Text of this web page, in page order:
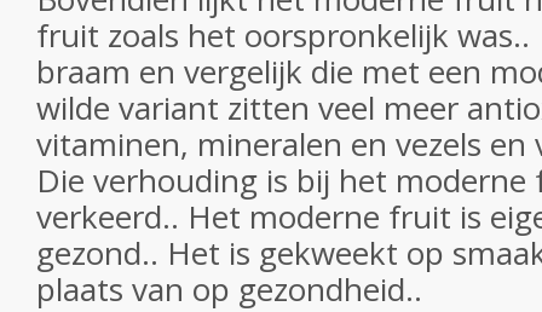
fruit zoals het oorspronkelijk was..
braam en vergelijk die met een
wilde variant zitten veel meer
vitaminen, mineralen en vezels en
Die verhouding is bij het
verkeerd.. Het moderne fruit is
gezond.. Het is gekweekt op
plaats van op gezondheid..